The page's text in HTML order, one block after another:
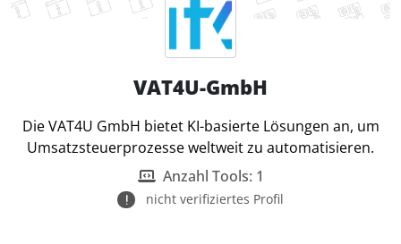
VAT4U-GmbH
Die VAT4U GmbH bietet KI-basierte Lösungen an, um
Umsatzsteuerprozesse weltweit zu automatisieren.
Anzahl Tools: 1
nicht verifiziertes Profil